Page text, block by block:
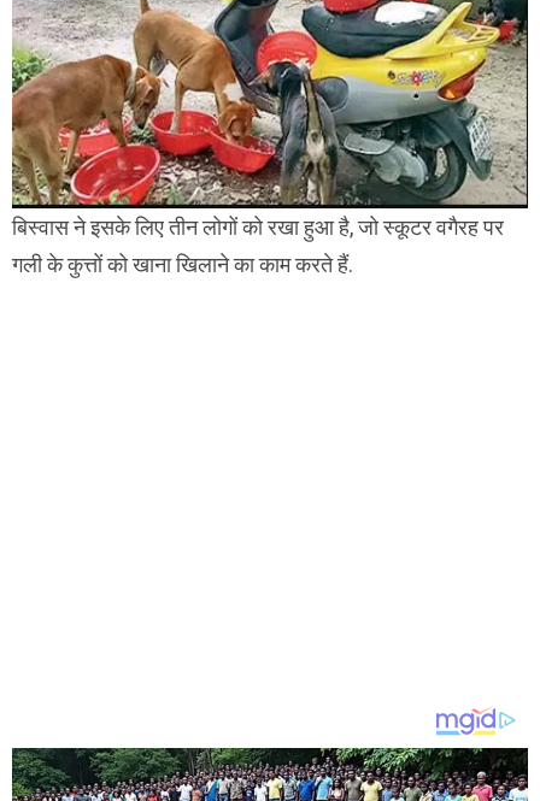
बिस्वास ने इसके लिए तीन लोगों को रखा हुआ है, जो स्कूटर वगैरह पर
गली के कुत्तों को खाना खिलाने का काम करते हैं.